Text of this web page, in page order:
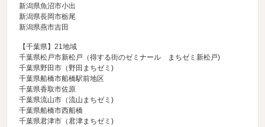
新潟県魚沼市小出
新潟県長岡市栃尾
新潟県燕市吉田
【千葉県】21地域
千葉県松戸市新松戸（得する街のゼミナール まちゼミ新松戸)
千葉県野田市（野田まちゼミ)
千葉県船橋市船橋駅前地区
千葉県香取市佐原
千葉県流山市（流山まちゼミ)
千葉県船橋市西船橋
千葉県君津市（君津まちゼミ)